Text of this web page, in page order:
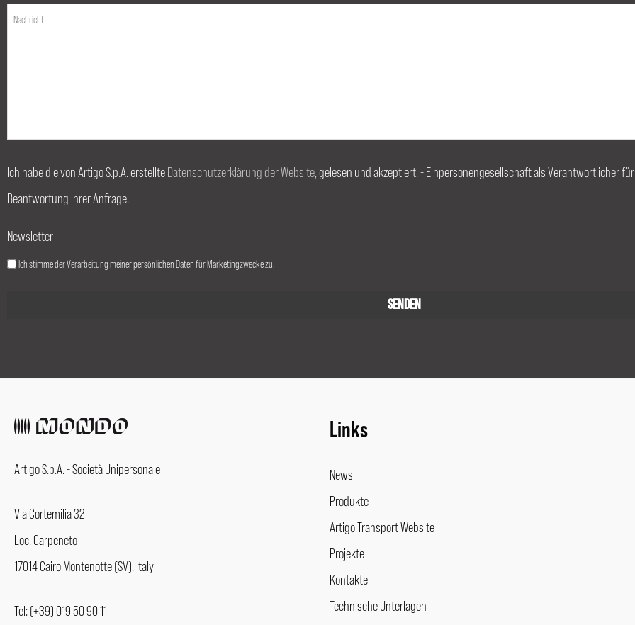
Ich habe die von Artigo S.p.A. erstellteDatenschutzerklärung der Website, gelesen und akzeptiert. - Einpersonengesellschaft als Verantwortlicher
Beantwortung Ihrer Anfrage.
Newsletter
Ich stimme der Verarbeitung meiner persönlichen Daten für Marketingzwecke zu.
Artigo S.p.A. - Società Unipersonale
Via Cortemilia 32
Loc. Carpeneto
17014 Cairo Montenotte (SV), Italy
Tel: (+39) 019 50 90 11
Links
News
Produkte
Artigo Transport Website
Projekte
Kontakte
Technische Unterlagen